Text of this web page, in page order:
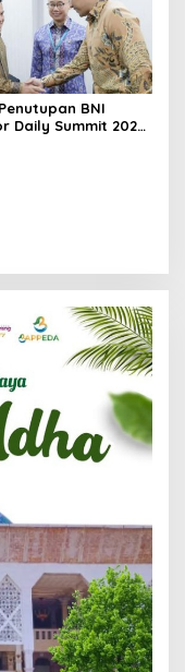
BNI
Daily Summit 2024